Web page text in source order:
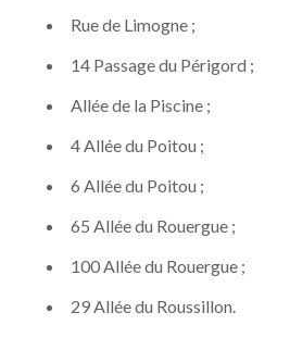
Rue de Limogne ;
14 Passage du Périgord ;
Allée de la Piscine ;
4 Allée du Poitou ;
6 Allée du Poitou ;
65 Allée du Rouergue ;
100 Allée du Rouergue ;
29 Allée du Roussillon.